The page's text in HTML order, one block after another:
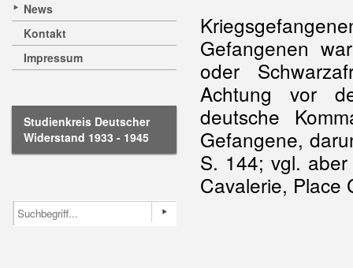
News
Kontakt
Impressum
Studienkreis Deutscher
Widerstand 1933 - 1945
Gefangenen
oder
Achtung vor
deutsche
Gefangene,
S. 144; vgl.
Cavalerie, Place